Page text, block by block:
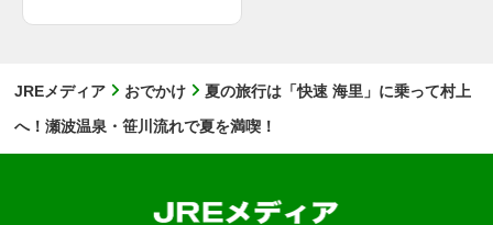
JREメディア おでかけ
夏の旅行は「快速 海里」に乗って村上
へ！瀬波温泉・笹川流れで夏を満喫！